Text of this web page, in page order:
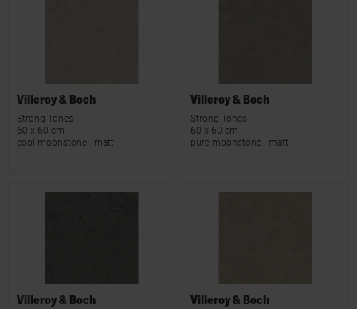
Villeroy & Boch
Strong Tones
60 x 60 cm
cool moonstone - matt
Villeroy & Boch
Strong Tones
60 x 60 cm
pure moonstone - matt
Villeroy & Boch Villeroy & Boch